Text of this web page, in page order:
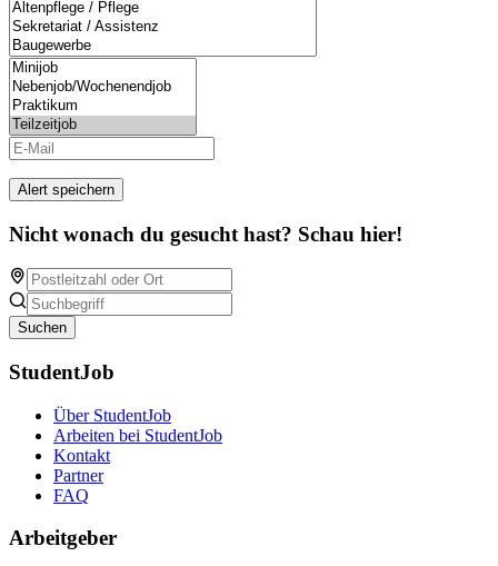
Alert speichern
Nicht wonach du gesucht hast? Schau hier!
Suchen
StudentJob
Über StudentJob
Arbeiten bei StudentJob
Kontakt
Partner
FAQ
Arbeitgeber